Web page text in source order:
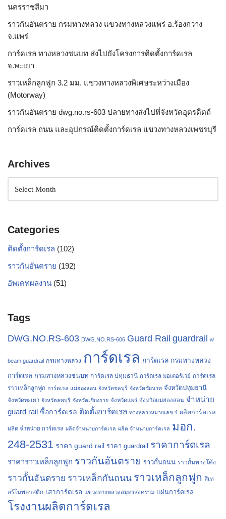
นครราชสีมา
ราวกันอันตราย กรมทางหลวง แขวงทางหลวงแพร่ อ.ร้องกวาง
จ.แพร่
การ์ดเรล ทางหลวงชนบท ส่งไปยังโครงการติดตั้งการ์ดเรล
จ.พะเยา
ราวเหล็กลูกฟูก 3.2 มม. แขวงทางหลวงพิเศษระหว่างเมือง
(Motorway)
ราวกันอันตราย dwg.no.rs-603 ปลายทางส่งไปที่จังหวัดอุตรดิตถ์
การ์ดเรล ถนน และอุปกรณ์ติดตั้งการ์ดเรล แขวงทางหลวงเพชรบุรี
Archives
Categories
ติดตั้งการ์ดเรล (102)
ราวกันอันตราย (192)
อัพเดทผลงาน (51)
Tags
DWG.NO.RS-603 DWG.NO.RS-606 Guard Rail guardrail w
beam guardrail กรมทางหลวง การ์ดเรล การ์ดเรล กรมทางหลวง
การ์ดเรล กรมทางหลวงชนบท การ์ดเรล ปทุมธานี การ์ดเรล มอเตอร์เวย์ การ์ดเรล
ราวเหล็กลูกฟูก การ์ดเรล แม่ฮ่องสอน จังหวัดชลบุรี จังหวัดชัยนาท จังหวัดปทุมธานี
จังหวัดพะเยา จังหวัดลพบุรี จังหวัดเชียงราย จังหวัดแพร่ จังหวัดแม่ฮ่องสอน จำหน่าย
guard rail ซื้อการ์ดเรล ติดตั้งการ์ดเรล ทางหลวงหมายเลข 4 ผลิตการ์ดเรล
ผลิต จำหน่าย การ์ดเรล ผลิตจำหน่ายการ์ดเรล ผลิต จำหน่ายการ์ดเรล มอก.
248-2531 ราคา guard rail ราคา guardrail ราคาการ์ดเรล
ราคาราวเหล็กลูกฟูก ราวกันอันตราย ราวกั้นถนน ราวกั้นทางโค้ง
ราวกั้นอันตราย ราวเหล็กกันถนน ราวเหล็กลูกฟูก สีเท
อร์โมพลาสติก เสาการ์ดเรล แขวงทางหลวงสมุทรสงคราม แผ่นการ์ดเรล
โรงงานผลิตการ์ดเรล